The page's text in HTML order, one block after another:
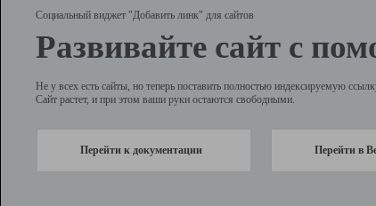
Социальный виджет "Добавить линк" для сайтов
Развивайте сайт с
Не у всех есть сайты, но теперь поставить полностью индексируемую
Сайт растет, и при этом ваши руки остаются свободными.
Перейти к документации Перейти в